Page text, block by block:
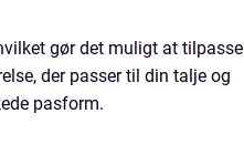
gør det muligt at tilpasse
der passer til din talje og
pasform.